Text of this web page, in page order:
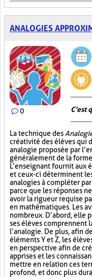
ANALOGIES
0 C'est
La technique des
créativité des élèves qui
analogie proposée par
généralement de la
L’enseignant fournit aux
et ceux-ci déterminent
analogies à compléter
parce que les réponses
avoir la rigueur requise
en mathématiques. Les
nombreux. D’abord, elle
ses élèves comprennent
l’analogie. De plus, afin
éléments Y et Z, les
en perspective afin de
apprises et les
mettre en relation ces
profond, et donc plus